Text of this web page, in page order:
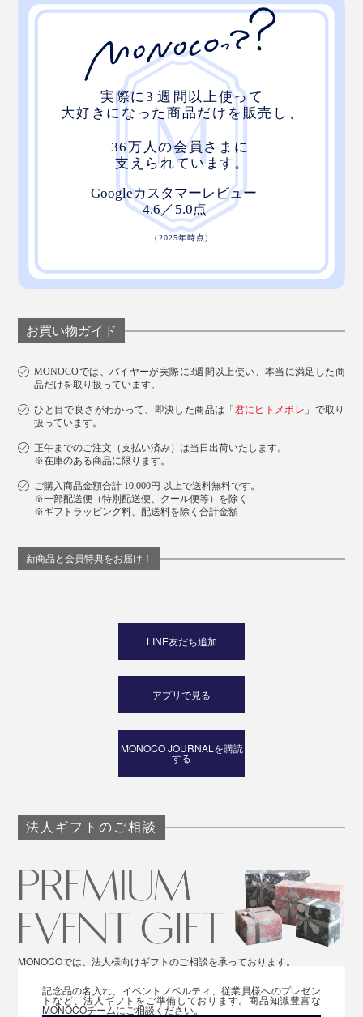
お買い物ガイド
MONOCOでは、バイヤーが実際に3週間以上使い、本当に満足した商
品だけを取り扱っています。
ひと目で良さがわかって、即決した商品は「君にヒトメボレ 」で取り
扱っています。
正午までのご注文（支払い済み）は当日出荷いたします。
※在庫のある商品に限ります。
ご購入商品金額合計 10,000円 以上で送料無料です。
※一部配送便（特別配送便、クール便等）を除く
※ギフトラッピング料、配送料を除く合計金額
新商品と会員特典をお届け！
LINE友だち追加
アプリで見る
MONOCO JOURNALを購読
する
法人ギフトのご相談
MONOCOでは、法人様向けギフトのご相談を承っております。
記念品の名入れ、イベントノベルティ、従業員様へのプレゼン
トなど、法人ギフトをご準備しております。商品知識豊富な
MONOCOチームにご相談ください。